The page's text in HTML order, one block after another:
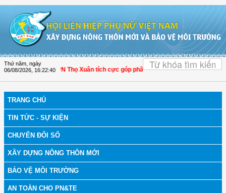
Thứ năm, ngày
06/08/2026 16:22:41
Hóa: Hội LHPN Thọ Xuân tích cực góp phần nâng cao tỷ lệ người dân tham
TRANG CHỦ
TIN TỨC - SỰ KIỆN
CHUYỂN ĐỔI SỐ
XÂY DỰNG NÔNG THÔN MỚI
BẢO VỆ MÔI TRƯỜNG
AN TOÀN CHO PN&TE
OK